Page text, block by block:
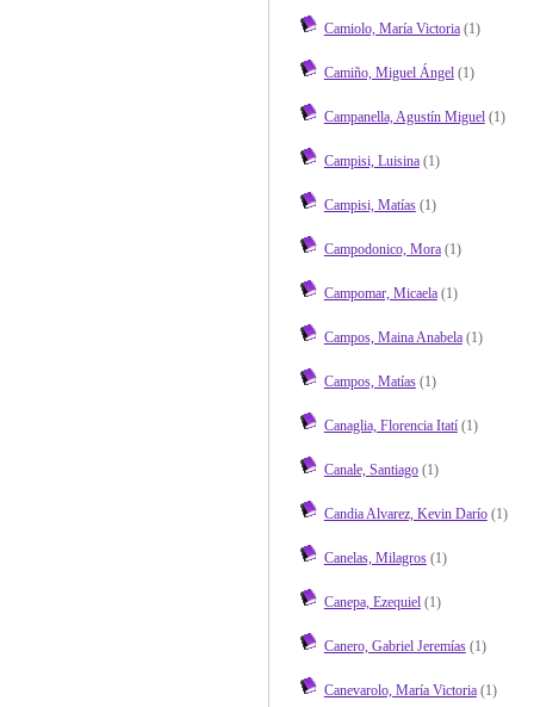
Camiolo, María Victoria(1)
Camiño, Miguel Ángel(1)
Campanella, Agustín Miguel(1)
Campisi, Luisina(1)
Campisi, Matías(1)
Campodonico, Mora(1)
Campomar, Micaela(1)
Campos, Maina Anabela(1)
Campos, Matías(1)
Canaglia, Florencia Itatí(1)
Canale, Santiago(1)
Candia Alvarez, Kevin Darío(1)
Canelas, Milagros(1)
Canepa, Ezequiel(1)
Canero, Gabriel Jeremías(1)
Canevarolo, María Victoria(1)